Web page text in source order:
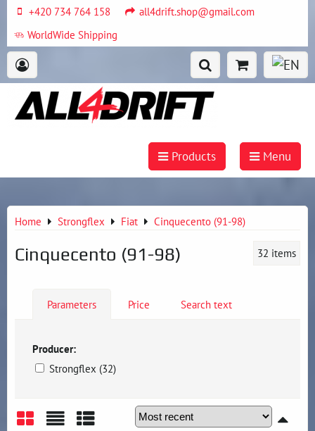
+420 734 764 158
all4drift.shop@gmail.com
WorldWide Shipping
Products Menu
Home Strongflex Fiat Cinquecento (91-98)
Cinquecento (91-98) 32 items
Parameters Price Search text
Producer:
Strongflex (32)